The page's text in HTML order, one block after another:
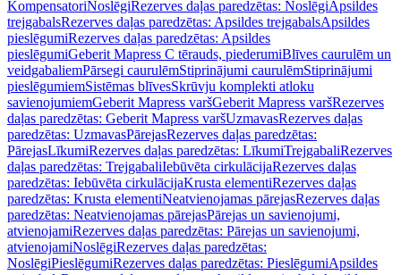
KompensatoriNoslēgiRezerves daļas paredzētas: NoslēgiApsildes
trejgabalsRezerves daļas paredzētas: Apsildes trejgabalsApsildes
pieslēgumiRezerves daļas paredzētas: Apsildes
pieslēgumiGeberit Mapress C tērauds, piederumiBlīves caurulēm un
veidgabaliemPārsegi caurulēmStiprinājumi caurulēmStiprinājumi
pieslēgumiemSistēmas blīvesSkrūvju komplekti atloku
savienojumiemGeberit Mapress varšGeberit Mapress varšRezerves
daļas paredzētas: Geberit Mapress varšUzmavasRezerves daļas
paredzētas: UzmavasPārejasRezerves daļas paredzētas:
PārejasLīkumiRezerves daļas paredzētas: LīkumiTrejgabaliRezerves
daļas paredzētas: TrejgabaliIebūvēta cirkulācijaRezerves daļas
paredzētas: Iebūvēta cirkulācijaKrusta elementiRezerves daļas
paredzētas: Krusta elementiNeatvienojamas pārejasRezerves daļas
paredzētas: Neatvienojamas pārejasPārejas un savienojumi,
atvienojamiRezerves daļas paredzētas: Pārejas un savienojumi,
atvienojamiNoslēgiRezerves daļas paredzētas:
NoslēgiPieslēgumiRezerves daļas paredzētas: PieslēgumiApsildes